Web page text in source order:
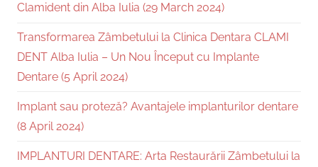
Clamident din Alba Iulia (29 March 2024)
Transformarea Zâmbetului la Clinica Dentara CLAMI
DENT Alba Iulia – Un Nou Început cu Implante
Dentare (5 April 2024)
Implant sau proteză? Avantajele implanturilor dentare
(8 April 2024)
IMPLANTURI DENTARE: Arta Restaurării Zâmbetului la